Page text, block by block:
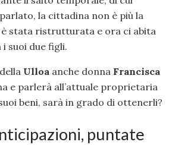
la cittadina non è più la
è stata ristrutturata e ora ci abita
suoi due figli.
Ulloa anche donna Francisca
e parlerà all’attuale proprietaria
beni, sarà in grado di ottenerli?
puntate